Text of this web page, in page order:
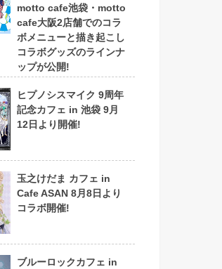
motto cafe池袋・motto
cafe大阪2店舗でのコラ
ボメニューと描き起こし
コラボグッズのラインナ
ップが公開!
ヒプノシスマイク 9周年
記念カフェ in 池袋 9月
12日より開催!
玉之けだま カフェ in
Cafe ASAN 8月8日より
コラボ開催!
ブルーロックカフェ in